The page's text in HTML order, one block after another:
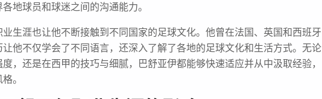
地球员和球迷之间的沟通能力。
生涯也让他不断接触到不同国家的足球文化。他曾在法国、英国和西班牙
他不仅学会了不同语言，还深入了解了各地的足球文化和生活方式。无论
，还是在西甲的技巧与细腻，巴舒亚伊都能够快速适应并从中汲取经验，
。